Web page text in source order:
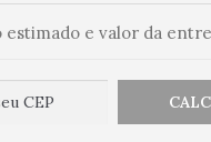
estimado e valor da